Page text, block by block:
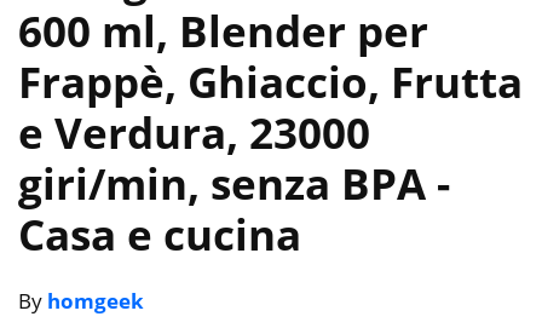
600 ml, Blender per
Frappè, Ghiaccio, Frutta
e Verdura, 23000
giri/min, senza BPA -
Casa e cucina
By homgeek